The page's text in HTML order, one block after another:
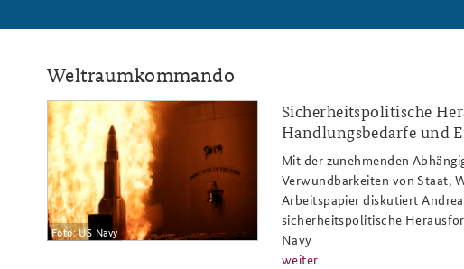
Advisory Board
Partners
Security Policy Course for Senior Officials
Public Events
Weltraumkommando
ap8-21_slider.png
Foto: US Navy
Sicherheitspolitische
Handlungsbedarfe und
Mit der zunehmenden
Verwundbarkeiten von Staat,
Arbeitspapier diskutiert
sicherheitspolitische
Navy
weiter